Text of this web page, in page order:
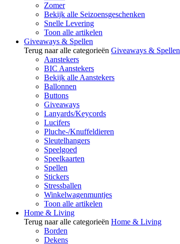
Zomer
Bekijk alle Seizoensgeschenken
Snelle Levering
Toon alle artikelen
Giveaways & Spellen
Terug naar alle categorieën Giveaways & Spellen
Aanstekers
BIC Aanstekers
Bekijk alle Aanstekers
Ballonnen
Buttons
Giveaways
Lanyards/Keycords
Lucifers
Pluche-/Knuffeldieren
Sleutelhangers
Speelgoed
Speelkaarten
Spellen
Stickers
Stressballen
Winkelwagenmuntjes
Toon alle artikelen
Home & Living
Terug naar alle categorieën Home & Living
Borden
Dekens